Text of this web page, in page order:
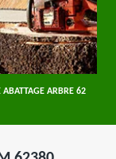
ABATTAGE ARBRE 62